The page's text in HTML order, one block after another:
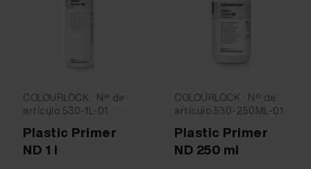
COLOURLOCK · Nº de
artículo 530-1L-01
Plastic Primer
ND 1 l
COLOURLOCK · Nº de
artículo 530-250ML-01
Plastic Primer
ND 250 ml